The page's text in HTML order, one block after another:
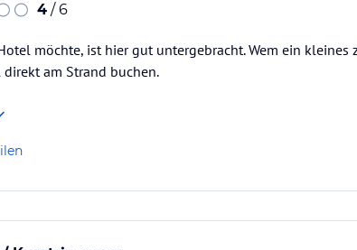
4 / 6
möchte, ist hier gut untergebracht. Wem ein kleines
am Strand buchen.